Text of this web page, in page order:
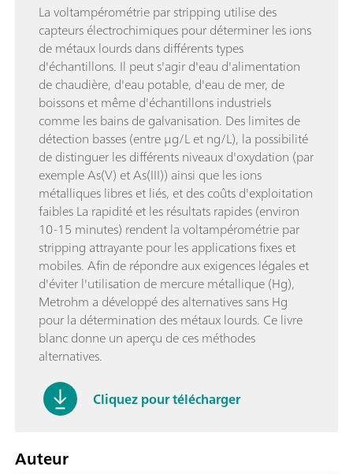
La voltampérométrie par stripping utilise des
capteurs électrochimiques pour déterminer les ions
de métaux lourds dans différents types
d'échantillons. Il peut s'agir d'eau d'alimentation
de chaudière, d'eau potable, d'eau de mer, de
boissons et même d'échantillons industriels
comme les bains de galvanisation. Des limites de
détection basses (entre μg/L et ng/L), la possibilité
de distinguer les différents niveaux d'oxydation (par
exemple As(V) et As(III)) ainsi que les ions
métalliques libres et liés, et des coûts d'exploitation
faibles La rapidité et les résultats rapides (environ
10-15 minutes) rendent la voltampérométrie par
stripping attrayante pour les applications fixes et
mobiles. Afin de répondre aux exigences légales et
d'éviter l'utilisation de mercure métallique (Hg),
Metrohm a développé des alternatives sans Hg
pour la détermination des métaux lourds. Ce livre
blanc donne un aperçu de ces méthodes
alternatives.
Cliquez pour télécharger
Auteur